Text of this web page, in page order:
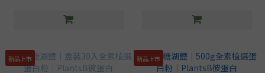
新品上市 新品上市